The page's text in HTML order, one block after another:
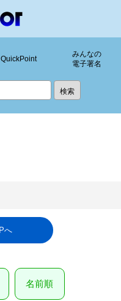
QuickPoint
みんなの
電子署名
へ
名前順